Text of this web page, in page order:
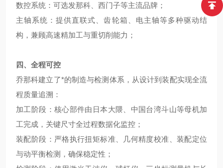
数控系统：可选发那科、西门子等主流品牌；
主轴系统：提供直联式、齿轮箱、电主轴等多种驱动结
构，兼顾高速精加工与重切削能力；
四、全程可控
乔那科建立了*的制造与检测体系，从设计到装配实现全流
程质量追溯：
加工阶段：核心部件由日本大隈、中国台湾斗山等母机加
工完成，关键尺寸全过程数据化监控；
装配阶段：严格执行扭矩标准、几何精度校准、装配定位
与动平衡检测，确保稳定性；